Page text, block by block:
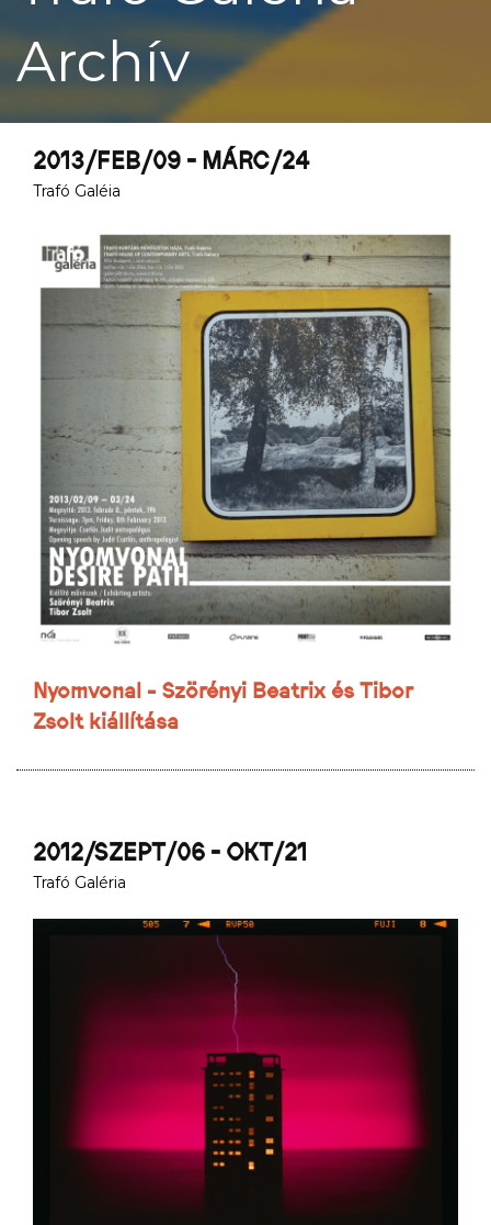
Archív
2013/FEB/09 - MÁRC/24
Trafó Galéia
Nyomvonal - Szörényi Beatrix és Tibor
Zsolt kiállítása
2012/SZEPT/06 - OKT/21
Trafó Galéria